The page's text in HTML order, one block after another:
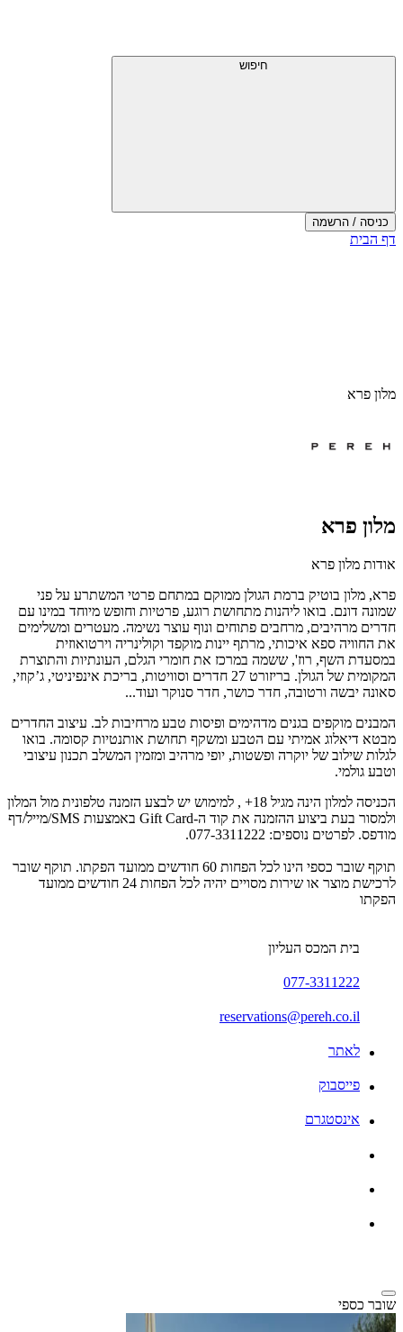
חיפוש
כניסה / הרשמה
דף הבית
מלון פרא
מלון פרא
אודות מלון פרא
פרא, מלון בוטיק ברמת הגולן ממוקם במתחם פרטי המשתרע על פני
שמונה דונם. בואו ליהנות מתחושת רוגע, פרטיות וחופש מיוחד במינו עם
חדרים מרהיבים, מרחבים פתוחים ונוף עוצר נשימה. מעטרים ומשלימים
את החוויה ספא איכותי, מרתף יינות מוקפד וקולינריה וירטואוזית
במסעדת השף, רוז', ששמה במרכז את חומרי הגלם, העונתיות והתוצרת
המקומית של הגולן. בריזורט 27 חדרים וסוויטות, בריכת אינפיניטי, ג’קוזי,
סאונה יבשה ורטובה, חדר כושר, חדר סנוקר ועוד...
המבנים מוקפים בגנים מדהימים ופיסות טבע מרחיבות לב. עיצוב החדרים
מבטא דיאלוג אמיתי עם הטבע ומשקף תחושת אותנטיות קסומה. בואו
לגלות שילוב של יוקרה ופשטות, יופי מרהיב ומזמין המשלב תכנון עיצובי
וטבע גולמי.
הכניסה למלון הינה מגיל 18+ , למימוש יש לבצע הזמנה טלפונית מול המלון
ולמסור בעת ביצוע ההזמנה את קוד ה-Gift Card באמצעות SMS/מייל/דף
מודפס. לפרטים נוספים: 077-3311222.
תוקף שובר כספי הינו לכל הפחות 60 חודשים ממועד הפקתו. תוקף שובר
לרכישת מוצר או שירות מסויים יהיה לכל הפחות 24 חודשים ממועד
הפקתו
בית המכס העליון
077-3311222
reservations@pereh.co.il
לאתר
פייסבוק
אינסטגרם
שובר כספי